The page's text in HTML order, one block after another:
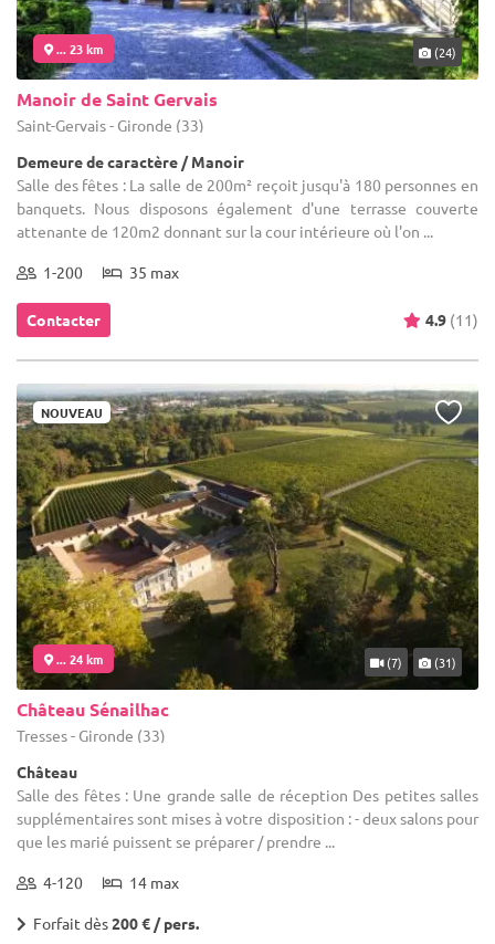
... 23 km (24)
Manoir de Saint Gervais
Saint-Gervais - Gironde (33)
Demeure de caractère / Manoir
Salle des fêtes : La salle de 200m² reçoit jusqu'à 180 personnes en
banquets. Nous disposons également d'une terrasse couverte
attenante de 120m2 donnant sur la cour intérieure où l'on ...
1-200 35 max
Contacter 4.9 (11)
NOUVEAU
... 24 km (7) (31)
Château Sénailhac
Tresses - Gironde (33)
Château
Salle des fêtes : Une grande salle de réception Des petites salles
supplémentaires sont mises à votre disposition : - deux salons pour
que les marié puissent se préparer / prendre ...
4-120 14 max
Forfait dès200 € / pers.